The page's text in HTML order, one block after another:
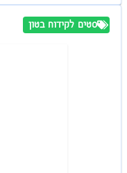
סטים לקידוח בטון